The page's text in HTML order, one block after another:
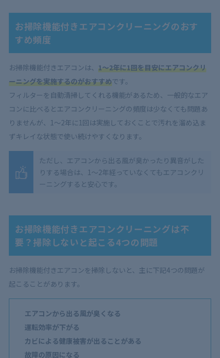
お掃除機能付きエアコンクリーニングのおす
すめ頻度
お掃除機能付きエアコンは、 1～2年に1回を目安にエアコンクリ
ーニングを実施するのがおすすめです。
フィルターを自動清掃してくれる機能があるため、一般的なエア
コンに比べるとエアコンクリーニングの頻度は少なくても問題あ
りませんが、1～2年に1回は実施しておくことで汚れを溜め込ま
ずキレイな状態で使い続けやすくなります。
ただし、エアコンから出る風が臭かったり異音がした
りする場合は、1～2年経っていなくてもエアコンクリ
ーニングすると安心です。
お掃除機能付きエアコンクリーニングは不
要？掃除しないと起こる4つの問題
お掃除機能付きエアコンを掃除しないと、主に下記4つの問題が
起こることがあります。
エアコンから出る風が臭くなる
運転効率が下がる
カビによる健康被害が出ることがある
故障の原因になる